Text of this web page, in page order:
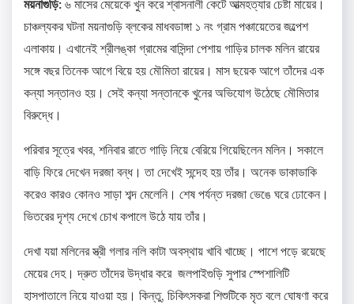
ময়নাগুড়ি: ৬ মাসের মেয়েকে খুন করে শ্বাসনালী কেটে আত্মহত্যার চেষ্টা মায়ের।
চাঞ্চল্যকর ঘটনা ময়নাগুড়ি ব্লকের মাধবডাঙ্গা ১ নং গ্রাম পঞ্চায়েতের জল্পেশ
এলাকায়। এখানেই শ্রীলঙ্কা গ্রামের বাসিন্দা পেশায় গাড়ির চালক মলিন রায়ের
সঙ্গে বছর তিনেক আগে বিয়ে হয় মৌমিতা রায়ের। মাস ছয়েক আগে তাঁদের এক
কন্যা সন্তানও হয়। সেই কন্যা সন্তানকে খুনের অভিযোগ উঠেছে মৌমিতার
বিরুদ্ধে।
পরিবার সূত্রে খবর, শনিবার রাতে গাড়ি নিয়ে বেরিয়ে গিয়েছিলেন মলিন। সকালে
বাড়ি ফিরে দেখেন দরজা বন্ধ। তা দেখেই সন্দেহ হয় তাঁর। অনেক ডাকাডাকি
করেও কারও কোনও সাড়া শব্দ মেলেনি। শেষ পর্যন্ত দরজা ভেঙে ঘরে ঢোকেন।
ভিতরের দৃশ্য দেখে চোখ কপালে উঠে যায় তাঁর।
দেখা যয়া মলিনের স্ত্রী গলার নলি কাটা অবস্থায় খাবি খাচ্ছে। পাশে পড়ে রয়েছে
মেয়ের দেহ। দ্রুত তাঁদের উদ্ধার করে জলপাইগুড়ি সুপার স্পেশালিটি
হাসপাতালে নিয়ে যাওয়া হয়। কিন্তু, চিকিৎসকরা শিশুটিকে মৃত বলে ঘোষণা করে